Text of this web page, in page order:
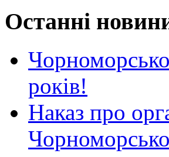
Останні
років!
Наказ про